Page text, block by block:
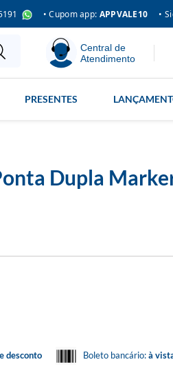
• Cupom app: APPVALE10 •
Central de
Atendimento
PRESENTES
Dupla
desconto Boleto bancário:à